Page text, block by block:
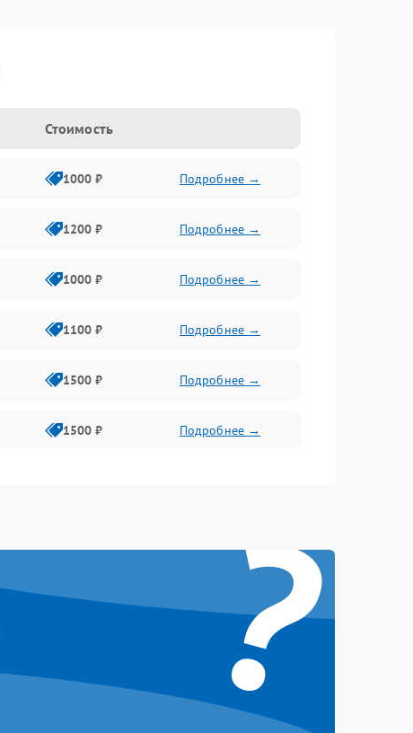
Стоимость
1000 ₽ Подробнее →
1200 ₽ Подробнее →
1000 ₽ Подробнее →
1100 ₽ Подробнее →
1500 ₽ Подробнее →
1500 ₽ Подробнее →
?